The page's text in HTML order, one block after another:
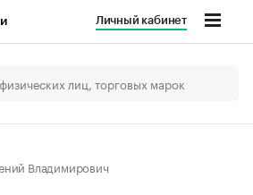
Личный кабинет
Владимирович